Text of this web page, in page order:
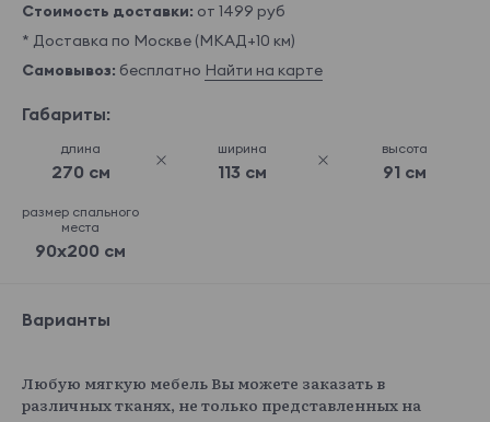
Стоимость доставки: от 1499 руб
* Доставка по Москве (МКАД+10 км)
Самовывоз: бесплатно Найти на карте
Габариты:
длина
270 см
ширина
113 см
высота
91 см
размер спального
места
90x200 см
Варианты
Любую мягкую мебель Вы можете заказать в
различных тканях, не только представленных на